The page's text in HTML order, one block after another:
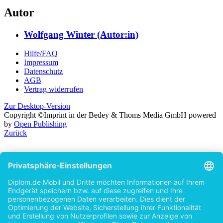
Autor
Wolfgang Winter (Autor:in)
Hilfe/FAQ
Impressum
Datenschutz
AGB
Vertrag widerrufen
Zur Desktop-Version
Copyright ©Imprint in der Bedey & Thoms Media GmbH powered
by Open Publishing
Zurück